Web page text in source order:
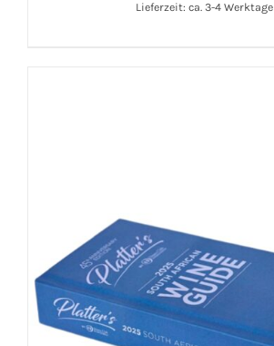
Lieferzeit: ca. 3-4 Werktage